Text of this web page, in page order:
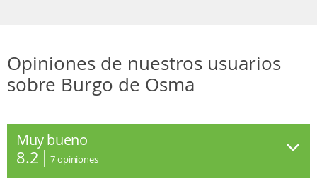
Opiniones de nuestros usuarios
sobre Burgo de Osma
Muy bueno
8.2 7opiniones